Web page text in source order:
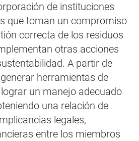
de instituciones
que toman un compromiso
correcta de los residuos
otras acciones
A partir de
herramientas de
un manejo adecuado
una relación de
legales,
entre los miembros